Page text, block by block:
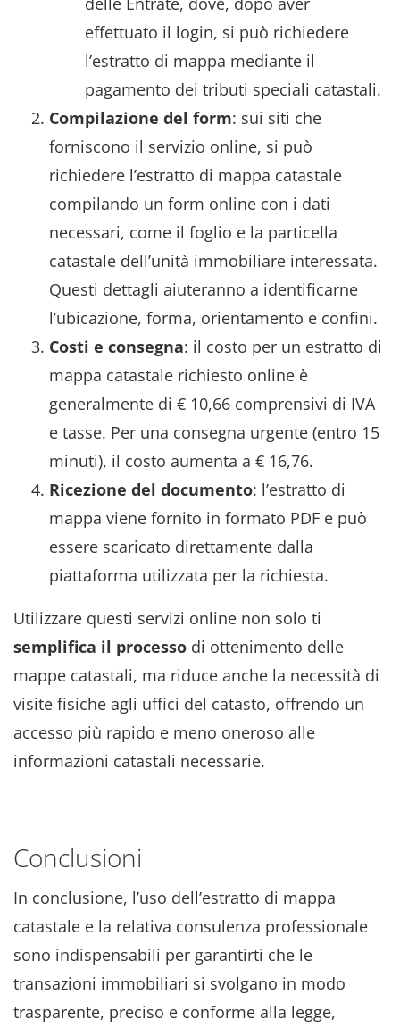
effettuato il login, si può richiedere
l’estratto di mappa mediante il
pagamento dei tributi speciali catastali.
Compilazione del form: sui siti che
forniscono il servizio online, si può
richiedere l’estratto di mappa catastale
compilando un form online con i dati
necessari, come il foglio e la particella
catastale dell’unità immobiliare interessata.
Questi dettagli aiuteranno a identificarne
l’ubicazione, forma, orientamento e confini.
Costi e consegna: il costo per un estratto di
mappa catastale richiesto online è
generalmente di € 10,66 comprensivi di IVA
e tasse. Per una consegna urgente (entro 15
minuti), il costo aumenta a € 16,76.
Ricezione del documento: l’estratto di
mappa viene fornito in formato PDF e può
essere scaricato direttamente dalla
piattaforma utilizzata per la richiesta.
Utilizzare questi servizi online non solo ti
semplifica il processo di ottenimento delle
mappe catastali, ma riduce anche la necessità di
visite fisiche agli uffici del catasto, offrendo un
accesso più rapido e meno oneroso alle
informazioni catastali necessarie.
Conclusioni
In conclusione, l’uso dell’estratto di mappa
catastale e la relativa consulenza professionale
sono indispensabili per garantirti che le
transazioni immobiliari si svolgano in modo
trasparente, preciso e conforme alla legge,